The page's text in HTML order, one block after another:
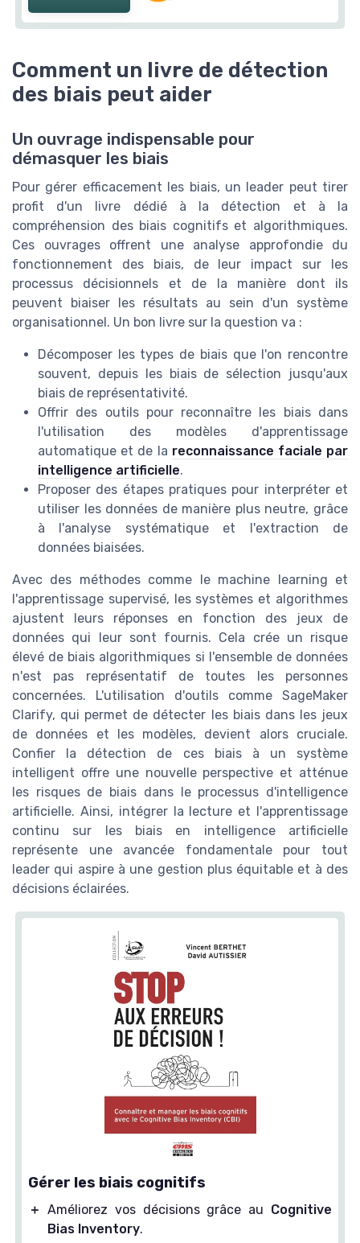
Comment un livre de détection
des biais peut aider
Un ouvrage indispensable pour
démasquer les biais
Pour gérer efficacement les biais, un leader peut tirer
profit d'un livre dédié à la détection et à la
compréhension des biais cognitifs et algorithmiques.
Ces ouvrages offrent une analyse approfondie du
fonctionnement des biais, de leur impact sur les
processus décisionnels et de la manière dont ils
peuvent biaiser les résultats au sein d'un système
organisationnel. Un bon livre sur la question va :
Décomposer les types de biais que l'on rencontre
souvent, depuis les biais de sélection jusqu'aux
biais de représentativité.
Offrir des outils pour reconnaître les biais dans
l'utilisation des modèles d'apprentissage
automatique et de la reconnaissance faciale par
intelligence artificielle.
Proposer des étapes pratiques pour interpréter et
utiliser les données de manière plus neutre, grâce
à l'analyse systématique et l'extraction de
données biaisées.
Avec des méthodes comme le machine learning et
l'apprentissage supervisé, les systèmes et algorithmes
ajustent leurs réponses en fonction des jeux de
données qui leur sont fournis. Cela crée un risque
élevé de biais algorithmiques si l'ensemble de données
n'est pas représentatif de toutes les personnes
concernées. L'utilisation d'outils comme SageMaker
Clarify, qui permet de détecter les biais dans les jeux
de données et les modèles, devient alors cruciale.
Confier la détection de ces biais à un système
intelligent offre une nouvelle perspective et atténue
les risques de biais dans le processus d'intelligence
artificielle. Ainsi, intégrer la lecture et l'apprentissage
continu sur les biais en intelligence artificielle
représente une avancée fondamentale pour tout
leader qui aspire à une gestion plus équitable et à des
décisions éclairées.
Gérer les biais cognitifs
＋ Améliorez vos décisions grâce au Cognitive
Bias Inventory.